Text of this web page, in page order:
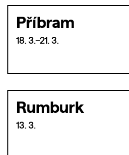
Příbram
18. 3.–21. 3.
Rumburk
13. 3.